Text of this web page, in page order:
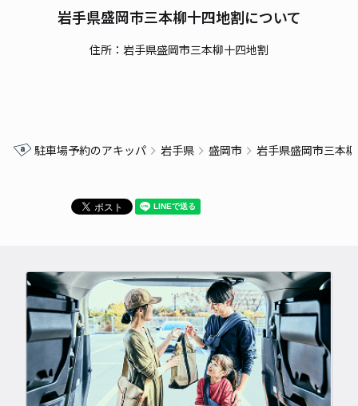
岩手県盛岡市三本柳十四地割について
住所：岩手県盛岡市三本柳十四地割
駐車場予約のアキッパ 岩手県 盛岡市 岩手県盛岡市三本